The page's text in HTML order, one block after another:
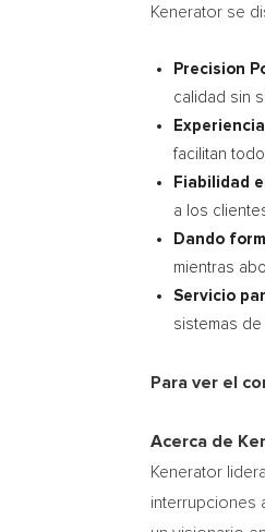
Kenerator se
Precision
calidad sin
facilitan
Fiabilidad
a los
Dando
mientras
Servicio
sistemas
Para ver el
Acerca de
Kenerator
interrupciones